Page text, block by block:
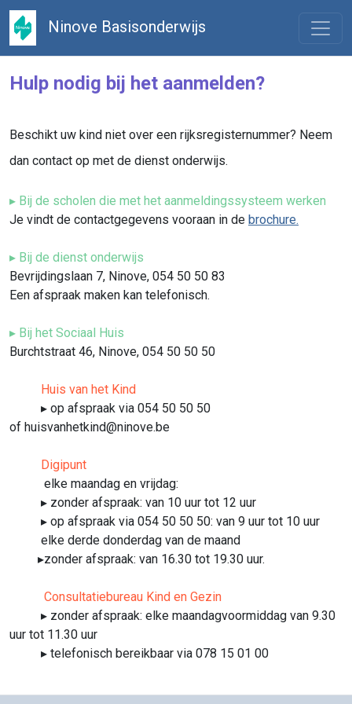
Ninove Basisonderwijs
Hulp nodig bij het aanmelden?
Beschikt uw kind niet over een rijksregisternummer? Neem
dan contact op met de dienst onderwijs.
▸ Bij de scholen die met het aanmeldingssysteem werken
Je vindt de contactgegevens vooraan in de brochure.
▸ Bij de dienst onderwijs
Bevrijdingslaan 7, Ninove, 054 50 50 83
Een afspraak maken kan telefonisch.
▸ Bij het Sociaal Huis
Burchtstraat 46, Ninove, 054 50 50 50
Huis van het Kind
▸ op afspraak via 054 50 50 50
of huisvanhetkind@ninove.be
Digipunt
elke maandag en vrijdag:
▸ zonder afspraak: van 10 uur tot 12 uur
▸ op afspraak via 054 50 50 50: van 9 uur tot 10 uur
elke derde donderdag van de maand
▸zonder afspraak: van 16.30 tot 19.30 uur.
Consultatiebureau Kind en Gezin
▸ zonder afspraak: elke maandagvoormiddag van 9.30
uur tot 11.30 uur
▸ telefonisch bereikbaar via 078 15 01 00